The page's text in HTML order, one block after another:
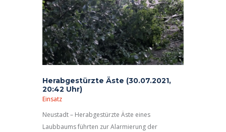
Herabgestürzte Äste (30.07.2021,
20:42 Uhr)
Einsatz
Neustadt – Herabgestürzte Äste eines
Laubbaums führten zur Alarmierung der